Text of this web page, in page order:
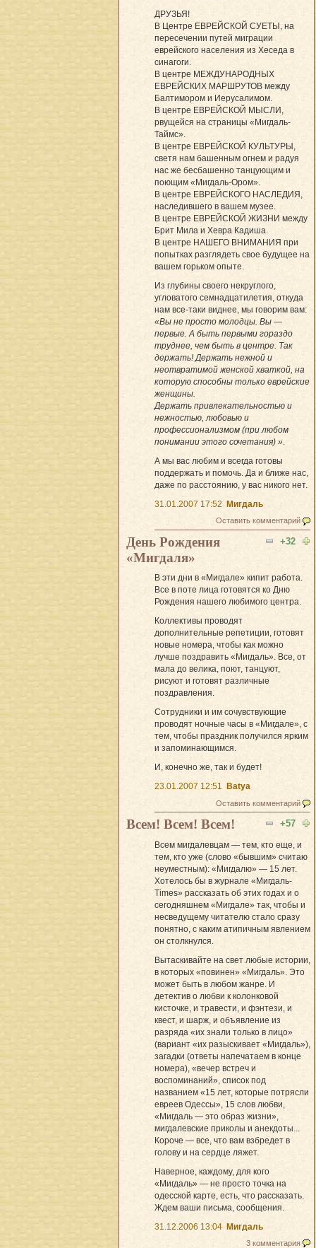
ДРУЗЬЯ!
В Центре ЕВРЕЙСКОЙ СУЕТЫ, на
пересечении путей миграции
еврейского населения из Хеседа в
синагоги.
В центре МЕЖДУНАРОДНЫХ
ЕВРЕЙСКИХ МАРШРУТОВ между
Балтимором и Иерусалимом.
В центре ЕВРЕЙСКОЙ МЫСЛИ,
рвущейся на страницы «Мигдаль-
Таймс».
В центре ЕВРЕЙСКОЙ КУЛЬТУРЫ,
светя нам башенным огнем и радуя
нас же бесбашенно танцующим и
поющим «Мигдаль-Ором».
В центре ЕВРЕЙСКОГО НАСЛЕДИЯ,
наследившего в вашем музее.
В центре ЕВРЕЙСКОЙ ЖИЗНИ между
Брит Мила и Хевра Кадиша.
В центре НАШЕГО ВНИМАНИЯ при
попытках разглядеть свое будущее на
вашем горьком опыте.
Из глубины своего некруглого,
угловатого семнадцатилетия, откуда
нам все-таки виднее, мы говорим вам:
«Вы не просто молодцы. Вы —
первые. А быть первыми гораздо
труднее, чем быть в центре. Так
держать! Держать нежной и
неотвратимой женской хваткой, на
которую способны только еврейские
женщины.
Держать привлекательностью и
нежностью, любовью и
профессионализмом (при любом
понимании этого сочетания) ».
А мы вас любим и всегда готовы
поддержать и помочь. Да и ближе нас,
даже по расстоянию, у вас никого нет.
31.01.2007 17:52
Мигдаль
Оставить комментарий
+32
День Рождения
«Мигдаля»
В эти дни в «Мигдале» кипит работа.
Все в поте лица готовятся ко Дню
Рождения нашего любимого центра.
Коллективы проводят
дополнительные репетиции, готовят
новые номера, чтобы как можно
лучше поздравить «Мигдаль». Все, от
мала до велика, поют, танцуют,
рисуют и готовят различные
поздравления.
Сотрудники и им сочувствующие
проводят ночные часы в «Мигдале», с
тем, чтобы праздник получился ярким
и запоминающимся.
И, конечно же, так и будет!
23.01.2007 12:51
Batya
Оставить комментарий
+57
Всем! Всем! Всем!
Всем мигдалевцам — тем, кто еще, и
тем, кто уже (слово «бывшим» считаю
неуместным): «Мигдалю» — 15 лет.
Хотелось бы в журнале «Мигдаль-
Times» рассказать об этих годах и о
сегодняшнем «Мигдале» так, чтобы и
несведущему читателю стало сразу
понятно, с каким атипичным явлением
он столкнулся.
Вытаскивайте на свет любые истории,
в которых «повинен» «Мигдаль». Это
может быть в любом жанре. И
детектив о любви к колонковой
кисточке, и травести, и фэнтези, и
квест, и шарж, и объявление из
разряда «их знали только в лицо»
(вариант «их разыскивает «Мигдаль»),
загадки (ответы напечатаем в конце
номера), «вечер встреч и
воспоминаний», список под
названием «15 лет, которые потрясли
евреев Одессы», 15 слов любви,
«Мигдаль — это образ жизни»,
мигдалевские приколы и анекдоты...
Короче — все, что вам взбредет в
голову и на сердце ляжет.
Наверное, каждому, для кого
«Мигдаль» — не просто точка на
одесской карте, есть, что рассказать.
Ждем ваши письма, сообщения.
31.12.2006 13:04 Мигдаль
3 комментария